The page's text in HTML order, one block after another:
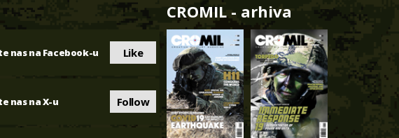
nas na Facebook-u Like
nas na X-u Follow
CROMIL - arhiva